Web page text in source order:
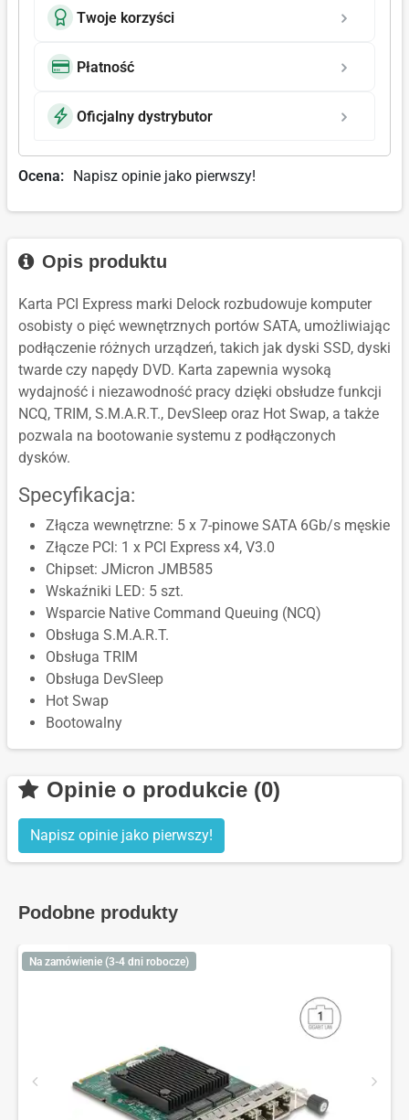
Twoje korzyści
Płatność
Oficjalny dystrybutor
Ocena: Napisz opinie jako pierwszy!
Opis produktu
Karta PCI Express marki Delock rozbudowuje komputer
osobisty o pięć wewnętrznych portów SATA, umożliwiając
podłączenie różnych urządzeń, takich jak dyski SSD, dyski
twarde czy napędy DVD. Karta zapewnia wysoką
wydajność i niezawodność pracy dzięki obsłudze funkcji
NCQ, TRIM, S.M.A.R.T., DevSleep oraz Hot Swap, a także
pozwala na bootowanie systemu z podłączonych
dysków.
Specyfikacja:
Złącza wewnętrzne: 5 x 7-pinowe SATA 6Gb/s męskie
Złącze PCI: 1 x PCI Express x4, V3.0
Chipset: JMicron JMB585
Wskaźniki LED: 5 szt.
Wsparcie Native Command Queuing (NCQ)
Obsługa S.M.A.R.T.
Obsługa TRIM
Obsługa DevSleep
Hot Swap
Bootowalny
Opinie o produkcie (0)
Napisz opinie jako pierwszy!
Podobne produkty
Na zamówienie (3-4 dni robocze)